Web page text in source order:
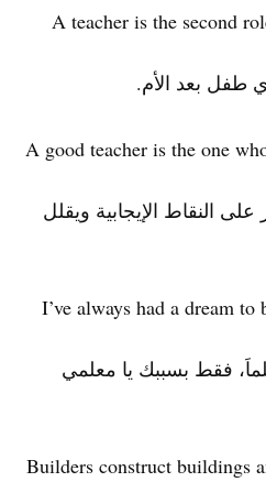
.A teacher is the second
طفل بعد الأم.
.A good teacher is the one
النقاط الإيجابية ويقلل
.I’ve always had a dream to
فقط بسببك يا معلمي
.Builders construct buildings